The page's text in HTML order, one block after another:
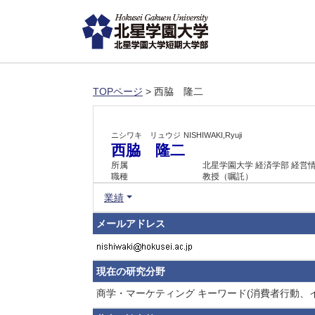
TOPページ > 西脇 隆二
ニシワキ リュウジ NISHIWAKI,Ryuji
西脇 隆二
所属
北星学園大学 経済学部 経営
職種
教授（嘱託）
業績
メールアドレス
現在の研究分野
商学・マーケティング キーワード(消費者行動、